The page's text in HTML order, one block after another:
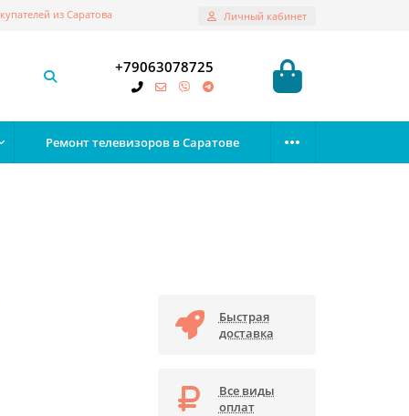
из Саратова Личный кабинет
+79063078725
Ремонт телевизоров в Саратове
Быстрая
доставка
Все виды
оплат